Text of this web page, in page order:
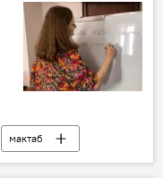
мактаб